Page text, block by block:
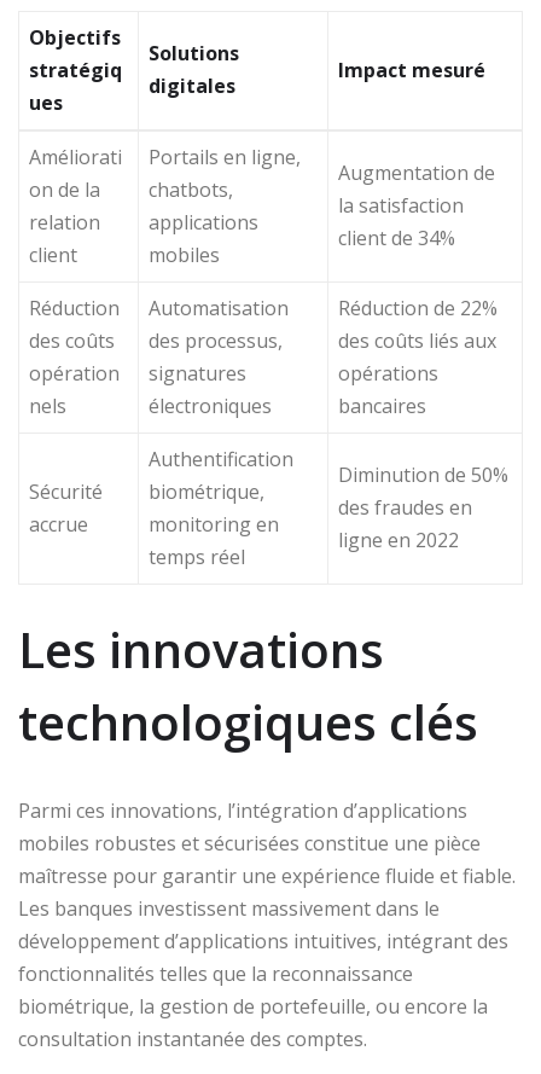
Objectifs
stratégiq
ues
Solutions
digitales
Impact mesuré
Améliorati
on de la
relation
client
Portails en ligne,
chatbots,
applications
mobiles
Augmentation de
la satisfaction
client de 34%
Réduction
des coûts
opération
nels
Automatisation
des processus,
signatures
électroniques
Réduction de 22%
des coûts liés aux
opérations
bancaires
Sécurité
accrue
Authentification
biométrique,
monitoring en
temps réel
Diminution de 50%
des fraudes en
ligne en 2022
Les innovations
technologiques clés
Parmi ces innovations, l’intégration d’applications
mobiles robustes et sécurisées constitue une pièce
maîtresse pour garantir une expérience fluide et fiable.
Les banques investissent massivement dans le
développement d’applications intuitives, intégrant des
fonctionnalités telles que la reconnaissance
biométrique, la gestion de portefeuille, ou encore la
consultation instantanée des comptes.